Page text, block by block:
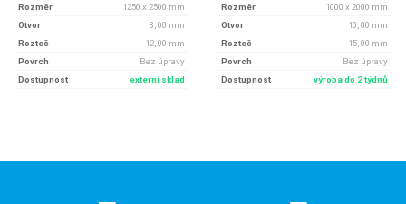
Rozměr
1250 x 2500 mm
Otvor
8, 00 mm
Rozteč
12, 00 mm
Povrch
Bez úpravy
Dostupnost
externí sklad
Rozměr
1000 x 2000 mm
Otvor
10, 00 mm
Rozteč
15, 00 mm
Povrch
Bez úpravy
Dostupnost
výroba do 2 týdnů